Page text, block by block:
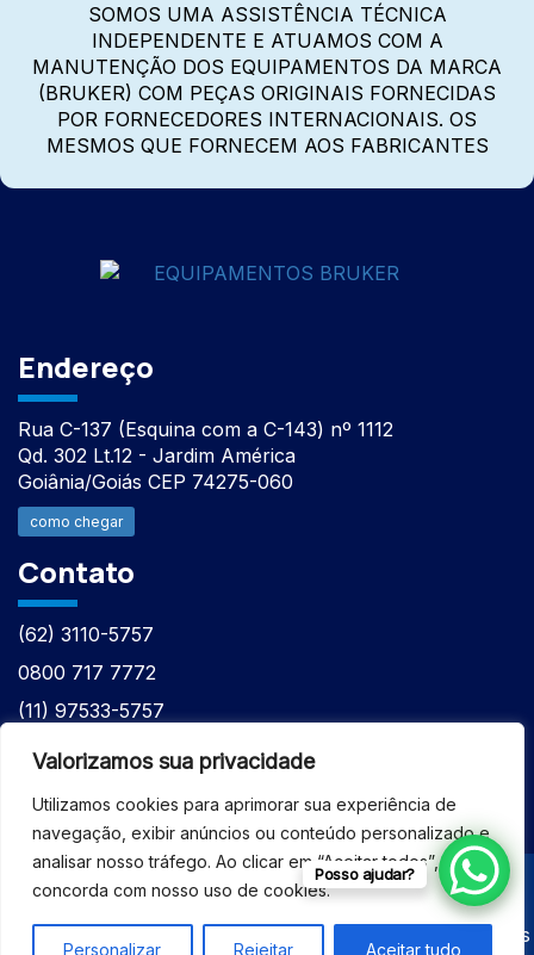
Valorizamos sua privacidade
Utilizamos cookies para aprimorar sua experiência de
navegação, exibir anúncios ou conteúdo personalizado e
analisar nosso tráfego. Ao clicar em “Aceitar todos”, você
concorda com nosso uso de cookies.
Personalizar Rejeitar Aceitar tudo
SOMOS UMA ASSISTÊNCIA TÉCNICA
INDEPENDENTE E ATUAMOS COM A
MANUTENÇÃO DOS EQUIPAMENTOS DA MARCA
(BRUKER) COM PEÇAS ORIGINAIS FORNECIDAS
POR FORNECEDORES INTERNACIONAIS. OS
MESMOS QUE FORNECEM AOS FABRICANTES
Endereço
Rua C-137 (Esquina com a C-143) nº 1112
Qd. 302 Lt.12 - Jardim América
Goiânia/Goiás CEP 74275-060
como chegar
Contato
(62) 3110-5757
0800 717 7772
(11) 97533-5757
(62) 98610-7777
© 2026 - ASSISTÊNCIA TÉCNICA ESPECIALIZADA
EQUIPAMENTOS BRUKER - Todos os direitos reservados
Posso ajudar?